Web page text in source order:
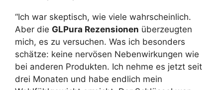
“Ich war skeptisch, wie viele wahrscheinlich.
Aber die GLPura Rezensionen überzeugten
mich, es zu versuchen. Was ich besonders
schätze: keine nervösen Nebenwirkungen wie
bei anderen Produkten. Ich nehme es jetzt seit
drei Monaten und habe endlich mein